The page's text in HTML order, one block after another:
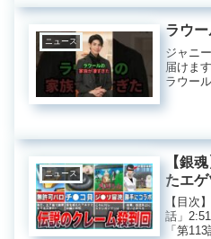
いて、
す。今
ラクタ...
ニュース
ラウ
ジャニ
届けま
ラウー
や育っ
み...
ニュース
【銀
たエ
【目次
話」
「第